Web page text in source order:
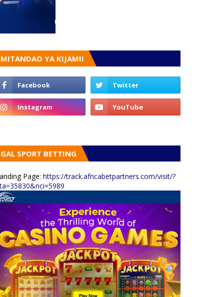
MITANDAO YA KIJAMII
GAL SPORT BETTING
Page: https://track.africabetpartners.com/visit/?